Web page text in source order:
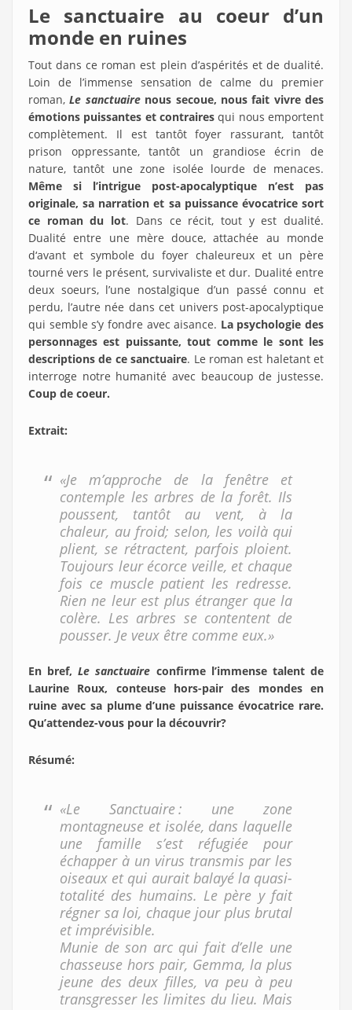
Le sanctuaire au coeur d’un
monde en ruines
Tout dans ce roman est plein d’aspérités et de dualité.
Loin de l’immense sensation de calme du premier
roman,Le sanctuairenous secoue, nous fait vivre des
émotions puissantes et contraires qui nous emportent
complètement. Il est tantôt foyer rassurant, tantôt
prison oppressante, tantôt un grandiose écrin de
nature, tantôt une zone isolée lourde de menaces.
Même si l’intrigue post-apocalyptique n’est pas
originale, sa narration et sa puissance évocatrice sort
ce roman du lot. Dans ce récit, tout y est dualité.
Dualité entre une mère douce, attachée au monde
d‘avant et symbole du foyer chaleureux et un père
tourné vers le présent, survivaliste et dur. Dualité entre
deux soeurs, l’une nostalgique d’un passé connu et
perdu, l’autre née dans cet univers post-apocalyptique
qui semble s’y fondre avec aisance. La psychologie des
personnages est puissante, tout comme le sont les
descriptions de ce sanctuaire. Le roman est haletant et
interroge notre humanité avec beaucoup de justesse.
Coup de coeur.
Extrait:
«Je m’approche de la fenêtre et
contemple les arbres de la forêt. Ils
poussent, tantôt au vent, à la
chaleur, au froid; selon, les voilà qui
plient, se rétractent, parfois ploient.
Toujours leur écorce veille, et chaque
fois ce muscle patient les redresse.
Rien ne leur est plus étranger que la
colère. Les arbres se contentent de
pousser. Je veux être comme eux.»
En bref,Le sanctuaire confirme l’immense talent de
Laurine Roux, conteuse hors-pair des mondes en
ruine avec sa plume d’une puissance évocatrice rare.
Qu’attendez-vous pour la découvrir?
Résumé:
«Le Sanctuaire : une zone
montagneuse et isolée, dans laquelle
une famille s’est réfugiée pour
échapper à un virus transmis par les
oiseaux et qui aurait balayé la quasi-
totalité des humains. Le père y fait
régner sa loi, chaque jour plus brutal
et imprévisible.
Munie de son arc qui fait d’elle une
chasseuse hors pair, Gemma, la plus
jeune des deux filles, va peu à peu
transgresser les limites du lieu. Mais